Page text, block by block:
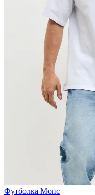
Футболка Мопс